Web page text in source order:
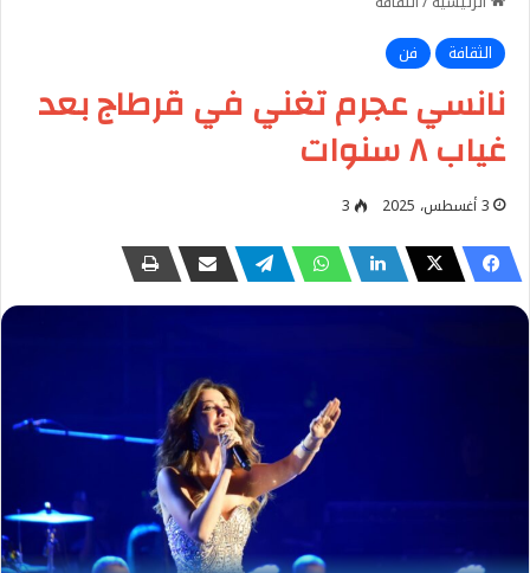
الثقافة
فن
نانسي عجرم تغني في قرطاج بعد
غياب ٨ سنوات
3 أغسطس، 2025 3